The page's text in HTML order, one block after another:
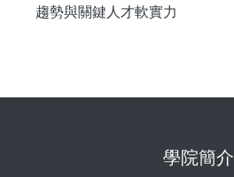
趨勢與關鍵人才軟實力
學院簡介